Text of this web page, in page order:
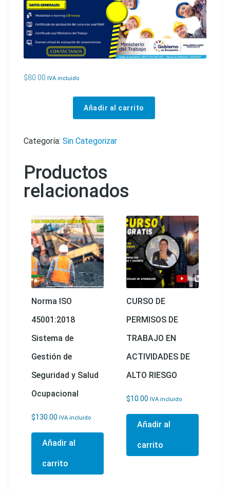
$80.00 IVA incluido
Añadir al carrito
Categoría: Sin Categorizar
Productos
relacionados
Norma ISO
45001:2018
Sistema de
Gestión de
Seguridad y Salud
Ocupacional
$130.00 IVA incluido
Añadir al
carrito
CURSO DE
PERMISOS DE
TRABAJO EN
ACTIVIDADES DE
ALTO RIESGO
$10.00 IVA incluido
Añadir al
carrito